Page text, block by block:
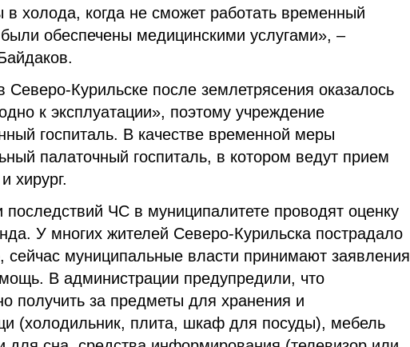
в холода, когда не сможет работать временный
обеспечены медицинскими услугами», –
Курильске после землетрясения оказалось
к эксплуатации», поэтому учреждение
госпиталь. В качестве временной меры
палаточный госпиталь, в котором ведут прием
хирург.
последствий ЧС в муниципалитете проводят оценку
У многих жителей Северо-Курильска пострадало
сейчас муниципальные власти принимают заявления
В администрации предупредили, что
получить за предметы для хранения и
(холодильник, плита, шкаф для посуды), мебель